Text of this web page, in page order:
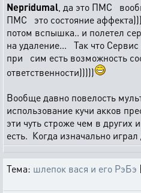
Nepridumal , да это ПМС
ПМС это состояние
потом вспышка.. и полетел
на удаление... Так что
при сим есть возможность
ответственности)))))
Вообще давно повелость
использование кучи акков
эти чуть строже чем в других
есть. Когда изначально
Тема: шлепок вася и его РэБэ |